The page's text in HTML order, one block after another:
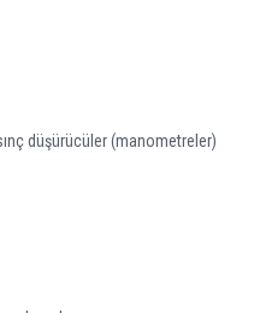
düşürücüler (manometreler)